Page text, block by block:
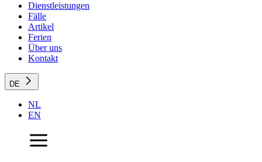
Dienstleistungen
Fälle
Artikel
Ferien
Über uns
Kontakt
DE
NL
EN